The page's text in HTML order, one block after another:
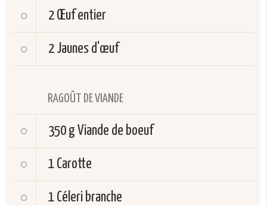
2 Œuf entier
2 Jaunes d'œuf
RAGOÛT DE VIANDE
350 g Viande de boeuf
1 Carotte
1 Céleri branche